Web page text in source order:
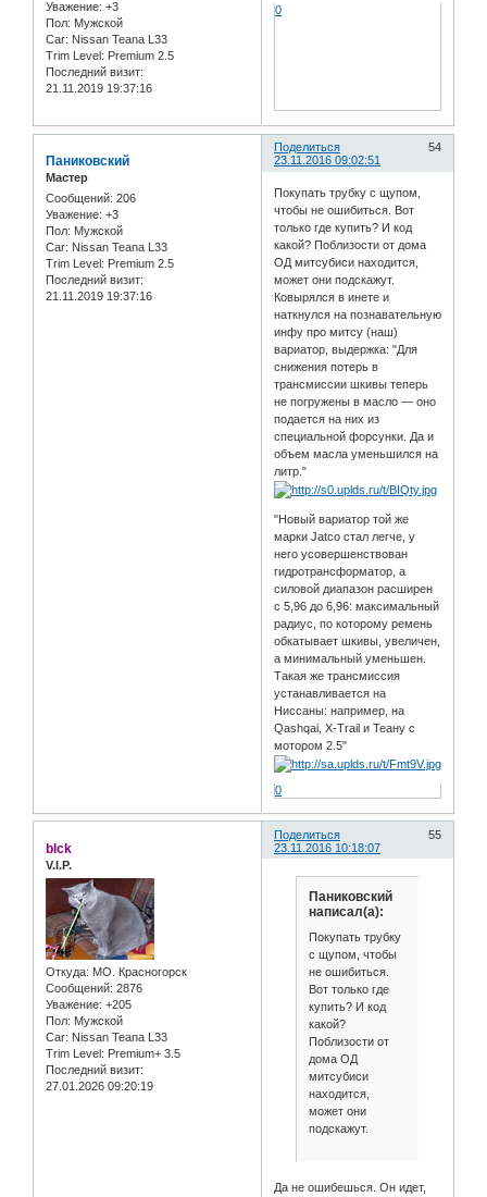
Уважение: +3
Пол: Мужской
Car: Nissan Teana L33
Trim Level: Premium 2.5
Последний визит:
21.11.2019 19:37:16
0
Поделиться
54
23.11.2016 09:02:51
Паниковский
Мастер
Сообщений: 206
Уважение: +3
Пол: Мужской
Car: Nissan Teana L33
Trim Level: Premium 2.5
Последний визит:
21.11.2019 19:37:16
Покупать трубку с щупом,
чтобы не ошибиться. Вот
только где купить? И код
какой? Поблизости от дома
ОД митсубиси находится,
может они подскажут.
Ковырялся в инете и
наткнулся на познавательную
инфу про митсу (наш)
вариатор, выдержка: "Для
снижения потерь в
трансмиссии шкивы теперь
не погружены в масло — оно
подается на них из
специальной форсунки. Да и
объем масла уменьшился на
литр."
"Новый вариатор той же
марки Jatco стал легче, у
него усовершенствован
гидротрансформатор, а
силовой диапазон расширен
с 5,96 до 6,96: максимальный
радиус, по которому ремень
обкатывает шкивы, увеличен,
а минимальный уменьшен.
Такая же трансмиссия
устанавливается на
Ниссаны: например, на
Qashqai, X-Trail и Теану с
мотором 2.5"
0
Поделиться
55
23.11.2016 10:18:07
blck
V.I.P.
Откуда: МО. Красногорск
Сообщений: 2876
Уважение: +205
Пол: Мужской
Car: Nissan Teana L33
Trim Level: Premium+ 3.5
Последний визит:
27.01.2026 09:20:19
Паниковский
написал(а):
Покупать трубку
с щупом, чтобы
не ошибиться.
Вот только где
купить? И код
какой?
Поблизости от
дома ОД
митсубиси
находится,
может они
подскажут.
Да не ошибешься. Он идет,